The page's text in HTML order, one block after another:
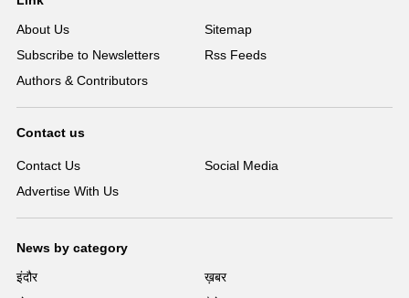
About Us
Sitemap
Subscribe to Newsletters
Rss Feeds
Authors & Contributors
Contact us
Contact Us
Social Media
Advertise With Us
News by category
इंदौर
ख़बर